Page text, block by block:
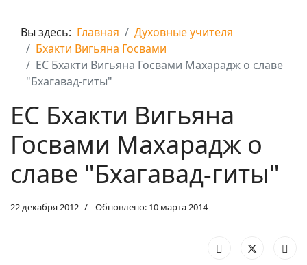
Вы здесь: Главная
Духовные учителя
Бхакти Вигьяна Госвами
EC Бхакти Вигьяна Госвами Махарадж о славе
"Бхагавад-гиты"
EC Бхакти Вигьяна
Госвами Махарадж о
славе "Бхагавад-гиты"
22 декабря 2012 Обновлено: 10 марта 2014